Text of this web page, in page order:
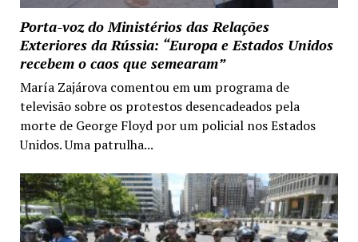
Porta-voz do Ministérios das Relações
Exteriores da Rússia: “Europa e Estados Unidos
recebem o caos que semearam”
María Zajárova comentou em um programa de
televisão sobre os protestos desencadeados pela
morte de George Floyd por um policial nos Estados
Unidos. Uma patrulha...